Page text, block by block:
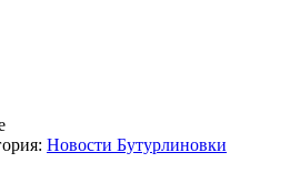
Новости Бутурлиновки